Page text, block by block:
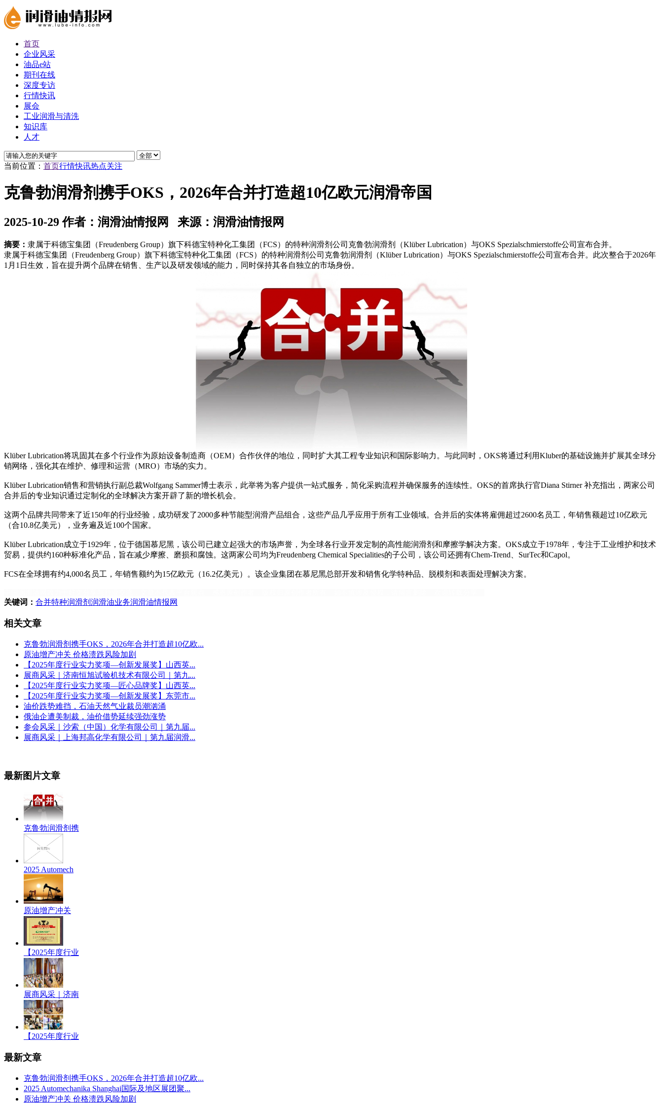
首页
企业风采
油品e站
期刊在线
深度专访
行情快讯
展会
工业润滑与清洗
知识库
人才
当前位置： 首页行情快讯热点关注
克鲁勃润滑剂携手OKS，2026年合并打造超10亿欧元润滑帝国
2025-10-29作者：润滑油情报网 来源：润滑油情报网
摘要： 隶属于科德宝集团（Freudenberg Group）旗下科德宝特种化工集团（FCS）的特种润滑剂公司克鲁勃润滑剂（Klüber Lubrication）与OKS Spezialschmierstoffe公司宣布合并。
隶属于科德宝集团（Freudenberg Group）旗下科德宝特种化工集团（FCS）的特种润滑剂公司克鲁勃润滑剂（Klüber Lubrication）与OKS Spezialschmierstoffe公司宣布合并。此次整合于2026年
1月1日生效，旨在提升两个品牌在销售、生产以及研发领域的能力，同时保持其各自独立的市场身份。
Klüber Lubrication将巩固其在多个行业作为原始设备制造商（OEM）合作伙伴的地位，同时扩大其工程专业知识和国际影响力。与此同时，OKS将通过利用Kluber的基础设施并扩展其全球分
销网络，强化其在维护、修理和运营（MRO）市场的实力。
Klüber Lubrication销售和营销执行副总裁Wolfgang Sammer博士表示，此举将为客户提供一站式服务，简化采购流程并确保服务的连续性。OKS的首席执行官Diana Stirner 补充指出，两家公司
合并后的专业知识通过定制化的全球解决方案开辟了新的增长机会。
这两个品牌共同带来了近150年的行业经验，成功研发了2000多种节能型润滑产品组合，这些产品几乎应用于所有工业领域。合并后的实体将雇佣超过2600名员工，年销售额超过10亿欧元
（合10.8亿美元），业务遍及近100个国家。
Klüber Lubrication成立于1929年，位于德国慕尼黑，该公司已建立起强大的市场声誉，为全球各行业开发定制的高性能润滑剂和摩擦学解决方案。OKS成立于1978年，专注于工业维护和技术
贸易，提供约160种标准化产品，旨在减少摩擦、磨损和腐蚀。这两家公司均为Freudenberg Chemical Specialities的子公司，该公司还拥有Chem-Trend、SurTec和Capol。
FCS在全球拥有约4,000名员工，年销售额约为15亿欧元（16.2亿美元）。该企业集团在慕尼黑总部开发和销售化学特种品、脱模剂和表面处理解决方案。
关键词： 合并特种润滑剂 润滑油业务润滑油情报网
相关文章
克鲁勃润滑剂携手OKS，2026年合并打造超10亿欧...
原油增产冲关 价格溃跌风险加剧
【2025年度行业实力奖项—创新发展奖】山西英...
展商风采｜济南恒旭试验机技术有限公司｜第九...
【2025年度行业实力奖项—匠心品牌奖】山西英...
【2025年度行业实力奖项—创新发展奖】东莞市...
油价跌势难挡，石油天然气业裁员潮汹涌
俄油企遭美制裁，油价借势延续强劲涨势
参会风采｜沙索（中国）化学有限公司｜第九届...
展商风采｜上海邦高化学有限公司｜第九届润滑...
最新图片文章
克鲁勃润滑剂携
2025 Automech
原油增产冲关
【2025年度行业
展商风采｜济南
【2025年度行业
最新文章
克鲁勃润滑剂携手OKS，2026年合并打造超10亿欧...
2025 Automechanika Shanghai国际及地区展团聚...
原油增产冲关 价格溃跌风险加剧